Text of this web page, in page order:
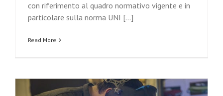
con riferimento al quadro normativo vigente e in
particolare sulla norma UNI [...]
Read More